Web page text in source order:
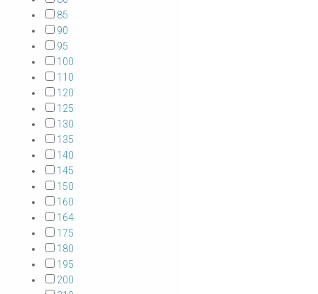
85
90
95
100
110
120
125
130
135
140
145
150
160
164
175
180
195
200